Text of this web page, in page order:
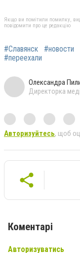
Якщо ви помітили помилку,
повідомити про це редакцію
#Славянск #новости
#переехали
Олександра
Директорка
Авторизуйтесь, щоб
Коментарі
Авторизуватись